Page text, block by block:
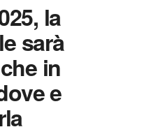
la
sarà
in
e